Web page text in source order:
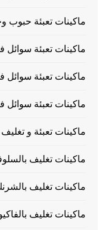
ماكينات تعبئة حبوب
ماكينات تعبئة
ماكينات تعبئة سوائل
ماكينات تعبئة
ماكينات تعبئة و تغليف
ماكينات تغليف
ماكينات تغليف
ماكينات تغليف